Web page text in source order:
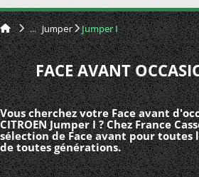
Jumper Jumper I
FACE AVANT
Vous cherchez votre Face avant
CITROEN Jumper I ? Chez France
sélection de Face avant pour toutes
de toutes générations.